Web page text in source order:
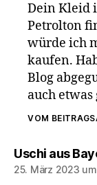
Dein Kleid
Petrolton
würde ich
kaufen.
Blog
auch
VOM
Uschi aus
25. März 2023 um